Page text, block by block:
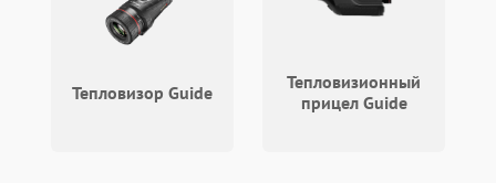
Fi/Bluetooth модуля
Тепловизор Guide
Тепловизионный
прицел Guide